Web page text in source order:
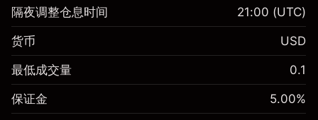
保证金。您的投资 $1,000.00
隔夜仓息
-0.021568
%
(-$4.31)
保证金。您的投资 $1,000.00
-0.000654
隔夜调整仓息时间 21:00 (UTC)
货币 USD
最低成交量 0.1
保证金 5.00%